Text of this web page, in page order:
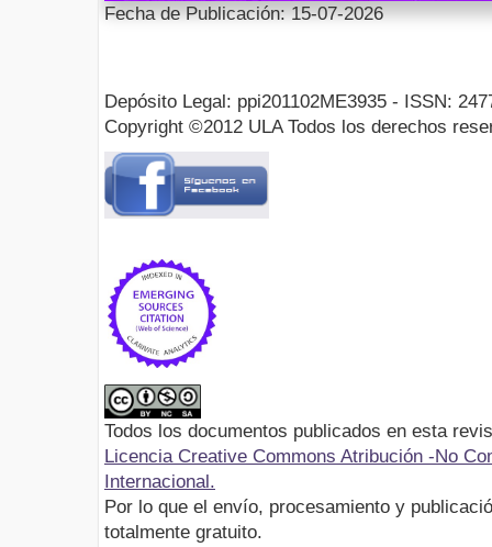
Fecha de Publicación: 15-07-2026
Depósito Legal: ppi201102ME3935 - ISSN:
Copyright ©2012 ULA Todos los derechos
Todos los documentos publicados en esta
Licencia Creative Commons Atribución -No
Internacional.
Por lo que el envío, procesamiento y
totalmente gratuito.